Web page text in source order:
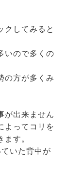
クしてみると
いので多くの
の方が多くみ
が出来ません
よってコリを
す。
いた背中が